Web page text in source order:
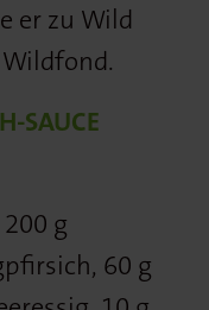
er zu Wild
SAUCE
g
60 g